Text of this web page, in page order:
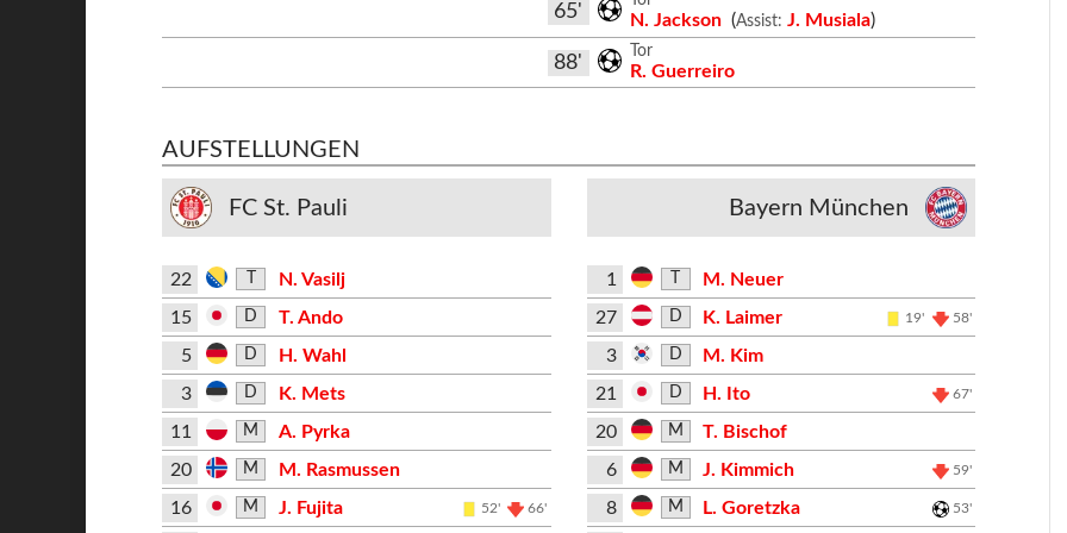
65' N. Jackson (Assist: J. Musiala)
88'
Tor
R. Guerreiro
AUFSTELLUNGEN
FC St. Pauli
22
N. Vasilj
15
D
T. Ando
5
D
H. Wahl
3
D
K. Mets
11
M
A. Pyrka
20
M
M. Rasmussen
16
M J. Fujita 52' 66'
Bayern München
1
M. Neuer
27
D K. Laimer 19' 58'
3 D
M. Kim
21
D H. Ito 67'
20 M
T. Bischof
6
M J. Kimmich 59'
8 M L. Goretzka 53'